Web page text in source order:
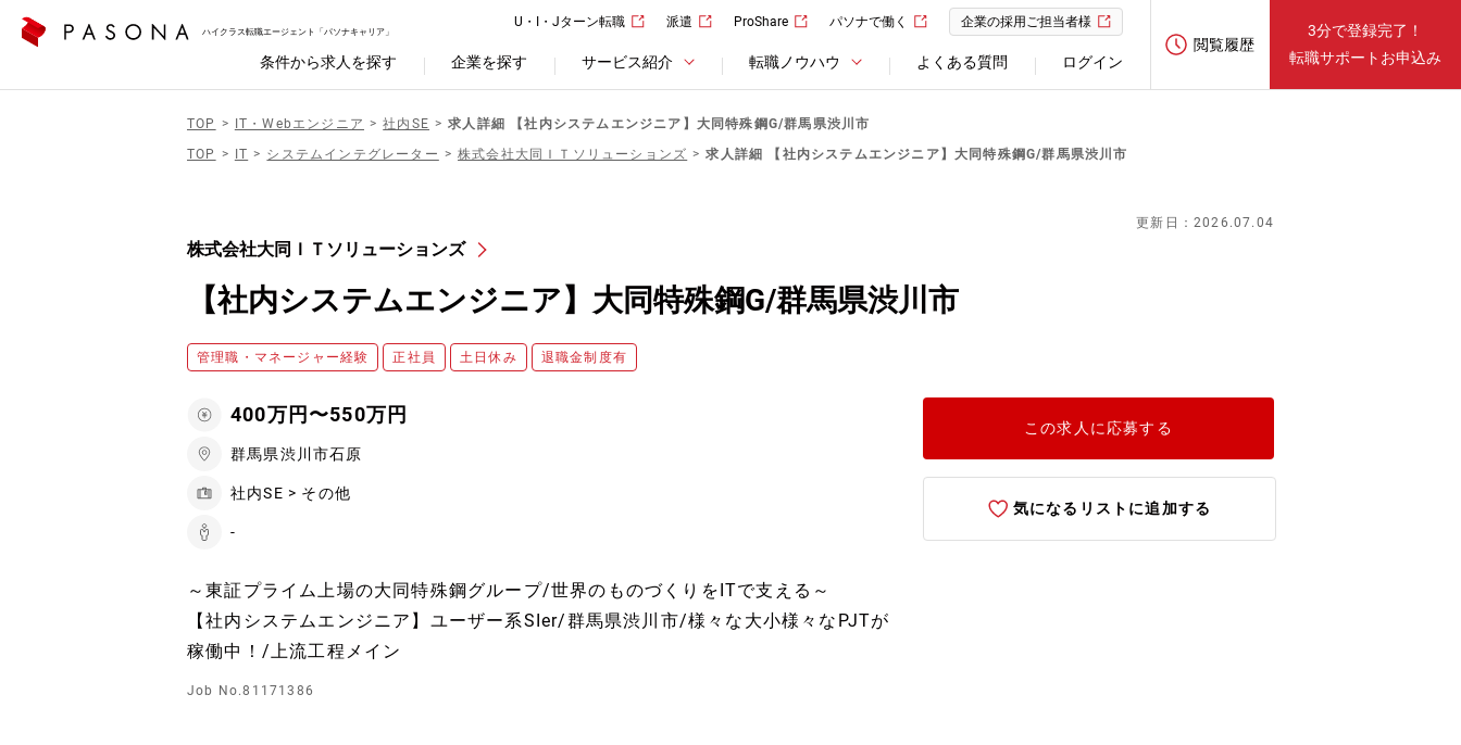
ハイクラス転職エージェント「パソナキャリア」
U・I・Jターン転職 派遣 ProShare パソナで働く 企業の採用ご担当者様
条件から求人を探す 企業を探す サービス紹介 転職ノウハウ よくある質問 ログイン
閲覧履歴
3分で登録完了！
転職サポートお申込み
TOP IT・Webエンジニア 社内SE
求人詳細 【社内システムエンジニア】大同特殊鋼G/群馬県渋川市
TOP
IT システムインテグレーター 株式会社大同ＩＴソリューションズ 求人詳細 【社内システムエンジニア】大同特殊鋼G/群馬県渋川市
更新日：2026.07.04
株式会社大同ＩＴソリューションズ
【社内システムエンジニア】大同特殊鋼G/群馬県渋川市
管理職・マネージャー経験 正社員 土日休み 退職金制度有
400万円〜550万円
群馬県渋川市石原
社内SE > その他
-
～東証プライム上場の大同特殊鋼グループ/世界のものづくりをITで支える～
【社内システムエンジニア】ユーザー系SIer/群馬県渋川市/様々な大小様々なPJTが
稼働中！/上流工程メイン
Job No.81171386
この求人に応募する
気になるリストに追加する